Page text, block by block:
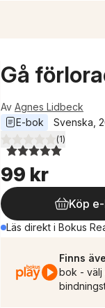
Gå
Av Agnes Lidbeck
E-bok
Svenska
5,0utav 5 stjärnor.
(1)
99 kr
Köp
Läs direkt i Bokus
Finns
bok - välj